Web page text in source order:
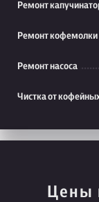
Ремонт
Ремонт кофемолки
Ремонт насоса
Чистка от
Цены